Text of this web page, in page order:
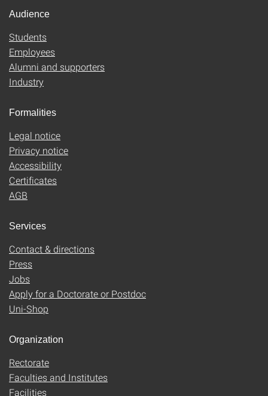
Audience
Students
Employees
Alumni and supporters
Industry
Formalities
Legal notice
Privacy notice
Accessibility
Certificates
AGB
Services
Contact & directions
Press
Jobs
Apply for a Doctorate or Postdoc
Uni-Shop
Organization
Rectorate
Faculties and Institutes
Facilities